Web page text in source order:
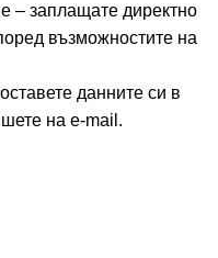
– заплащате директно
възможностите на
данните си в
на e-mail.